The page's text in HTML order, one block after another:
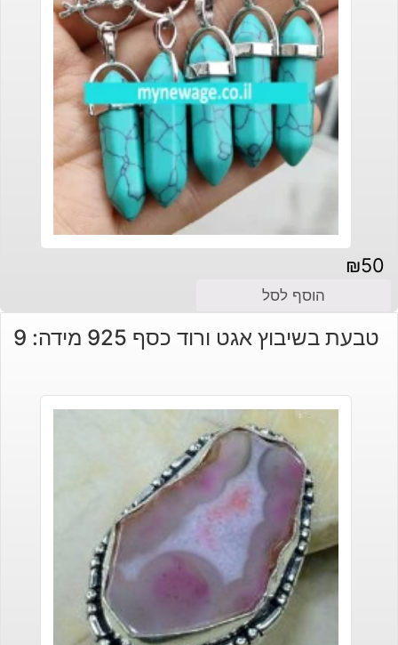
₪50
הוסף לסל
טבעת בשיבוץ אגט ורוד כסף 925 מידה: 9